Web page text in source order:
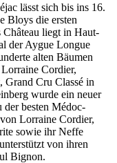
lässt sich bis ins 16.
Bloys die ersten
Château liegt in Haut-
der Aygue Longue
alten Bäumen
Cordier,
Grand Cru Classé in
wurde ein neuer
besten Médoc-
Lorraine Cordier,
sowie ihr Neffe
von ihren
Bignon.